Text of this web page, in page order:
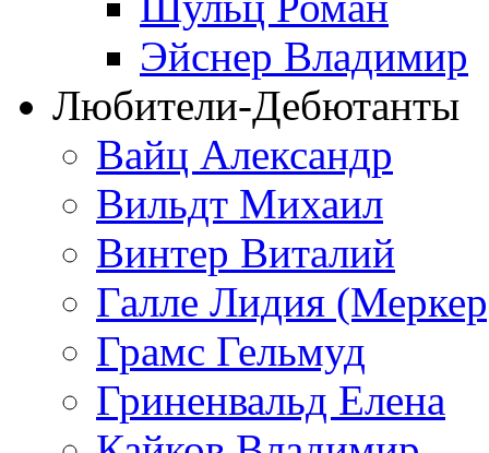
Эйснер Владимир
Любители-Дебютанты
Вайц Александр
Вильдт Михаил
Винтер Виталий
Галле Лидия
Грамс Гельмуд
Гриненвальд Елена